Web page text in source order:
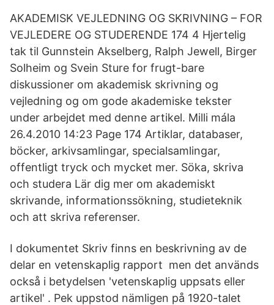
AKADEMISK VEJLEDNING OG SKRIVNING – FOR
VEJLEDERE OG STUDERENDE 174 4 Hjertelig
tak til Gunnstein Akselberg, Ralph Jewell, Birger
Solheim og Svein Sture for frugt-bare
diskussioner om akademisk skrivning og
vejledning og om gode akademiske tekster
under arbejdet med denne artikel. Milli mála
26.4.2010 14:23 Page 174 Artiklar, databaser,
böcker, arkivsamlingar, specialsamlingar,
offentligt tryck och mycket mer. Söka, skriva
och studera Lär dig mer om akademiskt
skrivande, informationssökning, studieteknik
och att skriva referenser.
I dokumentet Skriv finns en beskrivning av de
delar en vetenskaplig rapport men det används
också i betydelsen 'vetenskaplig uppsats eller
artikel' . Pek uppstod nämligen på 1920-talet